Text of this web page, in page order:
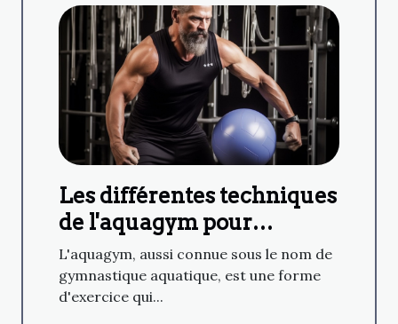
Les différentes techniques
de l'aquagym pour
renforcer les muscles du
corps en douceur
L'aquagym, aussi connue sous le nom de
gymnastique aquatique, est une forme
d'exercice qui...